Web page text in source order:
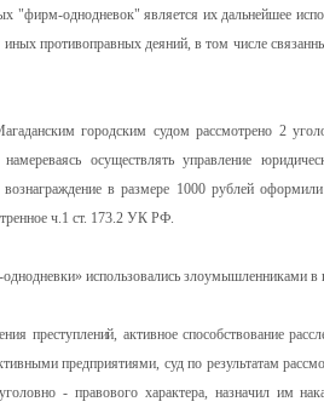
"фирм-однодневок" является их дальнейшее
противоправных деяний, в том числе
городским судом рассмотрено 2
осуществлять управление
в размере 1000 рублей
ч.1 ст. 173.2 УК РФ.
использовались злоумышленниками
преступлений, активное способствование
предприятиями, суд по результатам
- правового характера, назначил им